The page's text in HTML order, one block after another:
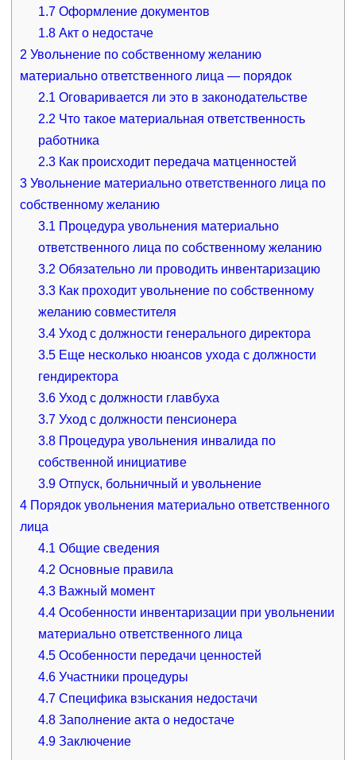
1.7 Оформление документов
1.8 Акт о недостаче
2 Увольнение по собственному желанию
материально ответственного лица — порядок
2.1 Оговаривается ли это в законодательстве
2.2 Что такое материальная ответственность
работника
2.3 Как происходит передача матценностей
3Увольнение материально ответственного лица по
собственному желанию
3.1 Процедура увольнения материально
ответственного лица по собственному желанию
3.2 Обязательно ли проводить инвентаризацию
3.3 Как проходит увольнение по собственному
желанию совместителя
3.4 Уход с должности генерального директора
3.5 Еще несколько нюансов ухода с должности
гендиректора
3.6 Уход с должности главбуха
3.7 Уход с должности пенсионера
3.8 Процедура увольнения инвалида по
собственной инициативе
3.9 Отпуск, больничный и увольнение
4Порядок увольнения материально ответственного
лица
4.1 Общие сведения
4.2 Основные правила
4.3 Важный момент
4.4 Особенности инвентаризации при увольнении
материально ответственного лица
4.5 Особенности передачи ценностей
4.6 Участники процедуры
4.7 Специфика взыскания недостачи
4.8 Заполнение акта о недостаче
4.9 Заключение